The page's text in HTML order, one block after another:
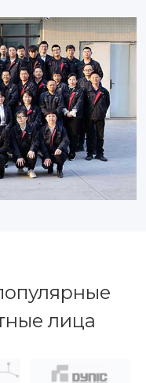
лица